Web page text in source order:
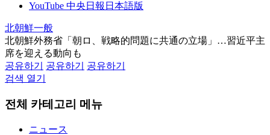
YouTube 中央日報日本語版
北朝鮮一般
北朝鮮外務省「朝ロ、戦略的問題に共通の立場」…習近平主
席を迎える動向も
공유하기
공유하기
공유하기
검색 열기
전체 카테고리 메뉴
ニュース